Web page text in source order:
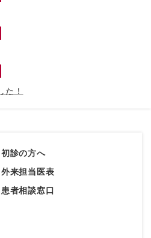
た！
初診の方へ
外来担当医表
患者相談窓口